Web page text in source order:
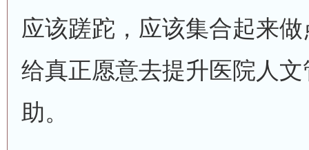
应该蹉跎，应该集合起来
给真正愿意去提升医院人
助。